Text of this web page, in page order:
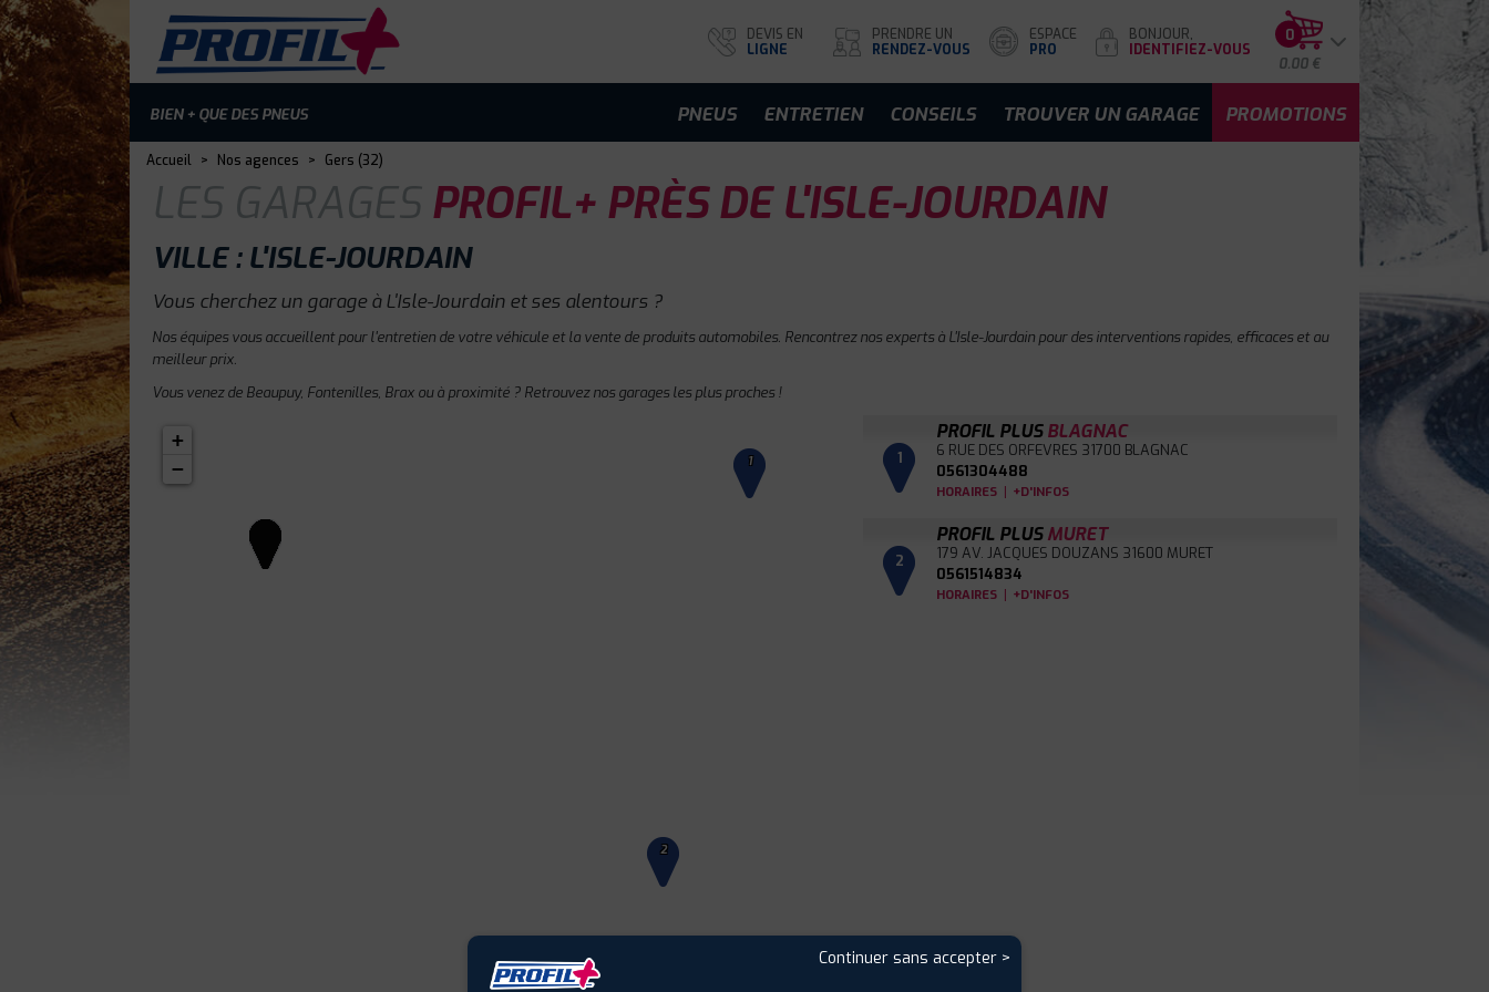
BIEN + QUE DES PNEUS
DEVIS EN
LIGNE
PRENDRE UN
RENDEZ-VOUS
ESPACE
PRO
BONJOUR,
IDENTIFIEZ-VOUS
0
0.00 €
PNEUS ENTRETIEN CONSEILS TROUVER UN GARAGE PROMOTIONS
Accueil > Nos agences > Gers (32)
LES GARAGESPROFIL+ PRÈS DE L'ISLE-JOURDAIN
VILLE : L'ISLE-JOURDAIN
Vous cherchez un garage à L'Isle-Jourdain et ses alentours ?
Nos équipes vous accueillent pour l'entretien de votre véhicule et la vente de produits automobiles. Rencontrez nos experts à L'Isle-Jourdain pour des interventions rapides, efficaces et au
meilleur prix.
Vous venez de Beaupuy, Fontenilles, Brax ou à proximité ? Retrouvez nos garages les plus proches !
1
2
+
−
OpenStreetMap
1
PROFIL PLUSBLAGNAC
6 RUE DES ORFEVRES 31700 BLAGNAC
0561304488
HORAIRES | +D'INFOS
2
PROFIL PLUSMURET
179 AV. JACQUES DOUZANS 31600 MURET
0561514834
HORAIRES | +D'INFOS
Continuer sans accepter >